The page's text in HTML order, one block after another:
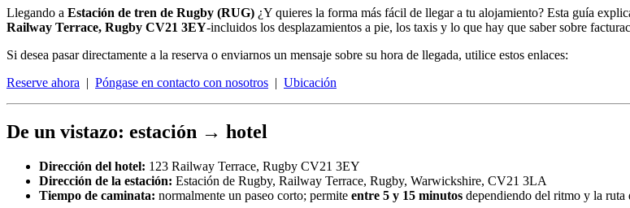
Llegando a Estación de tren de Rugby (RUG) ¿Y quieres la forma más fácil de llegar a tu alojamiento? Esta guía
Railway Terrace, Rugby CV21 3EY-incluidos los desplazamientos a pie, los taxis y lo que hay que saber sobre
Si desea pasar directamente a la reserva o enviarnos un mensaje sobre su hora de llegada, utilice estos enlaces:
Reserve ahora | Póngase en contacto con nosotros | Ubicación
De un vistazo: estación → hotel
Dirección del hotel: 123 Railway Terrace, Rugby CV21 3EY
Dirección de la estación: Estación de Rugby, Railway Terrace, Rugby, Warwickshire, CV21 3LA
Tiempo de caminata: normalmente un paseo corto; permite entre 5 y 15 minutos dependiendo del ritmo y la ruta